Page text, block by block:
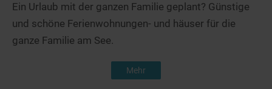
Ein Urlaub mit der ganzen Familie geplant? Günstige
und schöne Ferienwohnungen- und häuser für die
ganze Familie am See.
Mehr